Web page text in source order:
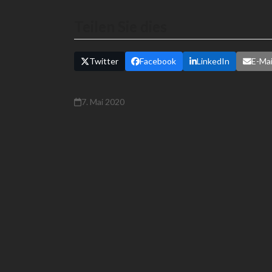
Twitter Facebook LinkedIn E-
7. Mai 2020